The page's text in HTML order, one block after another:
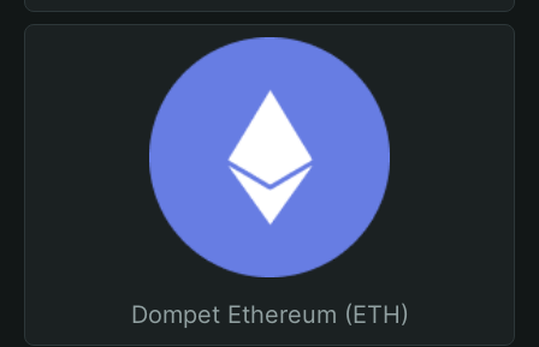
Dompet Ethereum (ETH)